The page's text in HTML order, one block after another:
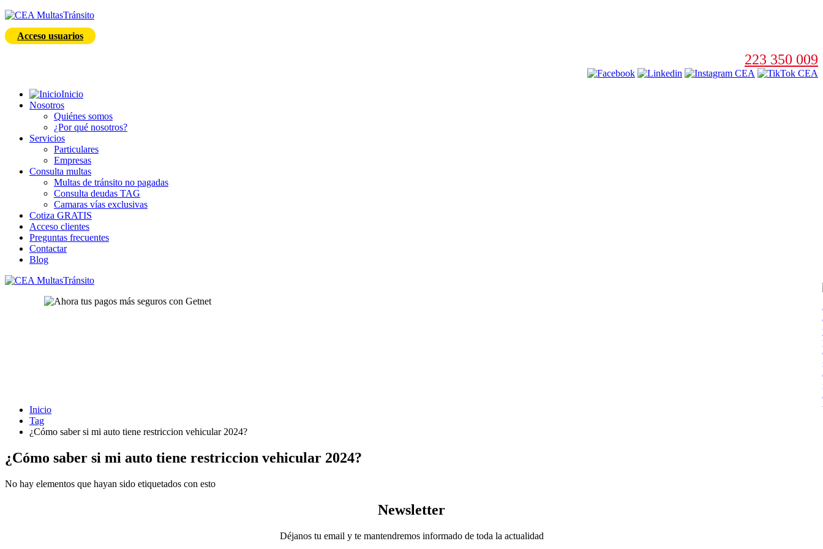
Acceso usuarios
223 350 009
Inicio
Nosotros
Quiénes somos
¿Por qué nosotros?
Servicios
Particulares
Empresas
Consulta multas
Multas de tránsito no pagadas
Consulta deudas TAG
Camaras vías exclusivas
Cotiza GRATIS
Acceso clientes
Preguntas frecuentes
Contactar
Blog
Inicio
Tag
¿Cómo saber si mi auto tiene restriccion vehicular 2024?
¿Cómo saber si mi auto tiene restriccion vehicular 2024?
No hay elementos que hayan sido etiquetados con esto
Newsletter
Déjanos tu email y te mantendremos informado de toda la actualidad